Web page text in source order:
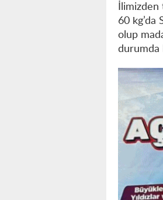
60 kg’da
olup
durumda